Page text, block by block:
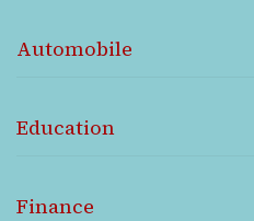
Automobile
Education
Finance